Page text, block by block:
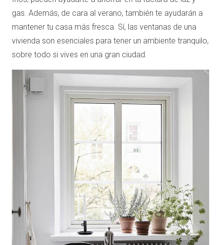
gas. Además, de cara al verano, también te ayudarán a
mantener tu casa más fresca. Sí, las ventanas de una
vivienda son esenciales para tener un ambiente tranquilo,
sobre todo si vives en una gran ciudad.